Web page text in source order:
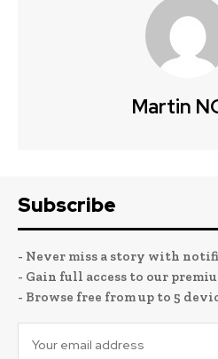
Martin
Subscribe
- Never miss a story with
- Gain full access to our
- Browse free from up to 5